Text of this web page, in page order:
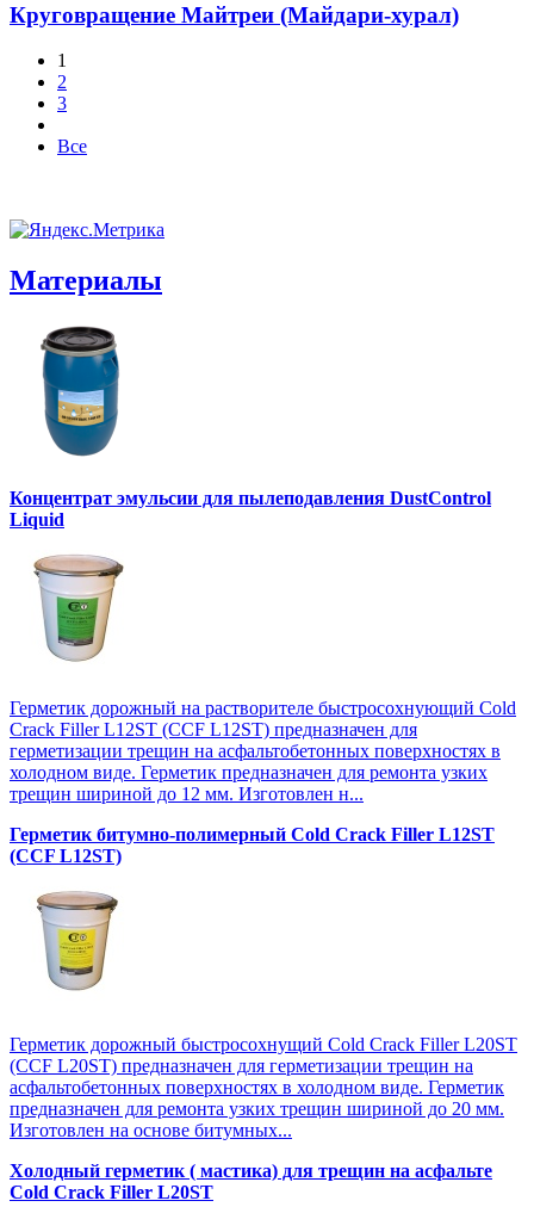
Круговращение Майтреи (Майдари-хурал)
1
2
3
Все
Материалы
Концентрат эмульсии для пылеподавления DustControl
Liquid
Герметик дорожный на растворителе быстросохнующий Cold
Crack Filler L12SТ (CCF L12SТ) предназначен для
герметизации трещин на асфальтобетонных поверхностях в
холодном виде. Герметик предназначен для ремонта узких
трещин шириной до 12 мм. Изготовлен н...
Герметик битумно-полимерный Cold Crack Filler L12SТ
(CCF L12SТ)
Герметик дорожный быстросохнущий Cold Crack Filler L20SТ
(CCF L20SТ) предназначен для герметизации трещин на
асфальтобетонных поверхностях в холодном виде. Герметик
предназначен для ремонта узких трещин шириной до 20 мм.
Изготовлен на основе битумных...
Холодный герметик ( мастика) для трещин на асфальте
Cold Crack Filler L20SТ